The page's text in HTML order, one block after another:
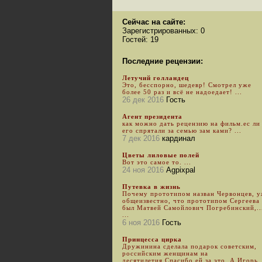
Сейчас на сайте:
Зарегистрированных: 0
Гостей: 19
Последние рецензии:
Летучий голландец
Это, бесспорно, шедевр! Смотрел уже
более 50 раз и всё не надоедает! ...
26 дек 2016 Гость
Агент президента
как можно дать рецензию на фильм.ес ли
его спрятали за семью зам ками? ...
7 дек 2016 кардинал
Цветы лиловые полей
Вот это самое то. ...
24 ноя 2016 Agpixpal
Путевка в жизнь
Почему прототипом назван Червонцев,
общеизвестно, что прототипом Сергеева
был Матвей Самойлович Погребинский,...
6 ноя 2016 Гость
Принцесса цирка
Дружинина сделала подарок советским,
российским женщинам на
десятилетия.Спасибо ей за это. А Игорь